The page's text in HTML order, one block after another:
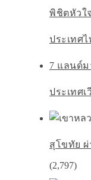
พิชิตหัวใ
ประเทศไ
7 แลนด์
ประเทศเ
สุโขทัย
(2,797)